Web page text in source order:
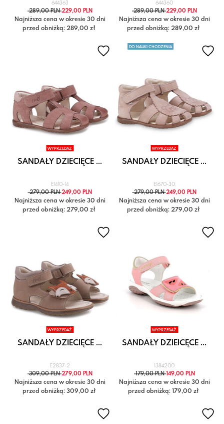
644363
289,00 PLN229,00 PLN
Najniższa cena w okresie 30 dni
przed obniżką: 289,00 zł
644360
289,00 PLN229,00 PLN
Najniższa cena w okresie 30 dni
przed obniżką: 289,00 zł
WYPRZEDAŻ
SANDAŁY DZIECIĘCE ...
E1410-14
279,00 PLN249,00 PLN
Najniższa cena w okresie 30 dni
przed obniżką: 279,00 zł
DO NAUKI CHODZENIA
WYPRZEDAŻ
SANDAŁY DZIECIĘCE ...
E1670-30
279,00 PLN249,00 PLN
Najniższa cena w okresie 30 dni
przed obniżką: 279,00 zł
WYPRZEDAŻ
SANDAŁY DZIECIĘCE ...
E2837-2
309,00 PLN279,00 PLN
Najniższa cena w okresie 30 dni
przed obniżką: 309,00 zł
WYPRZEDAŻ
SANDAŁY DZIEICĘCE ...
1384200
179,00 PLN149,00 PLN
Najniższa cena w okresie 30 dni
przed obniżką: 179,00 zł